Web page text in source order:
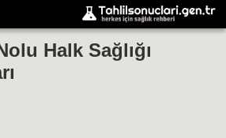
Halk Sağlığı